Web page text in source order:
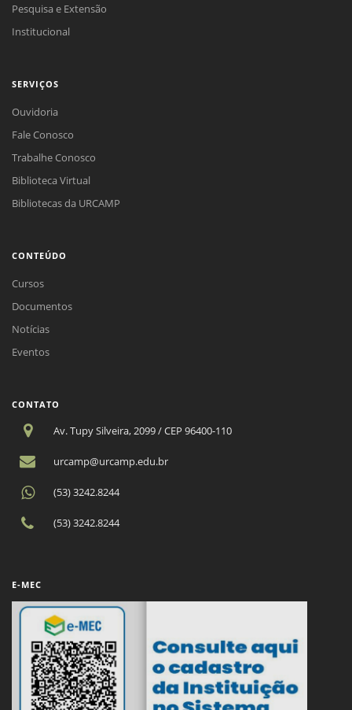
Pesquisa e Extensão
Institucional
SERVIÇOS
Ouvidoria
Fale Conosco
Trabalhe Conosco
Biblioteca Virtual
Bibliotecas da URCAMP
CONTEÚDO
Cursos
Documentos
Notícias
Eventos
CONTATO
Av. Tupy Silveira, 2099 / CEP 96400-110
urcamp@urcamp.edu.br
(53) 3242.8244
(53) 3242.8244
E-MEC